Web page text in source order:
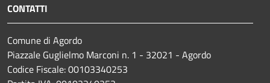
CONTATTI
Comune di Agordo
Piazzale Guglielmo Marconi n. 1 - 32021 - Agordo
Codice Fiscale: 00103340253